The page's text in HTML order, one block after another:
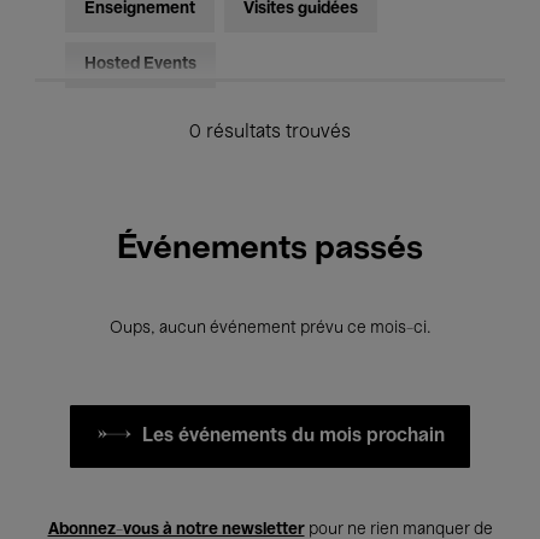
Enseignement Visites guidées
Hosted Events
0 résultats trouvés
Événements passés
Oups, aucun événement prévu ce mois-ci.
Les événements du mois prochain
Abonnez-vous à notre newsletterpour ne rien manquer de